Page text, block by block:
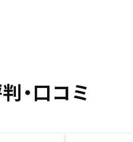
・口コミ